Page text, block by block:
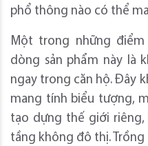
phổ thông nào có thể
Một trong những
dòng sản phẩm này là
ngay trong căn hộ. Đây
mang tính biểu tượng,
tạo dựng thế giới
tầng không đô thị.